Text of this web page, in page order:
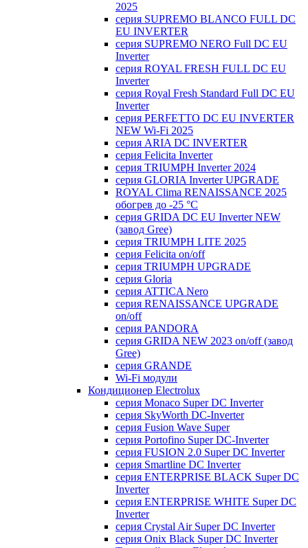
2025
серия SUPREMO BLANCO FULL DC
EU INVERTER
серия SUPREMO NERO Full DC EU
Inverter
серия ROYAL FRESH FULL DC EU
Inverter
серия Royal Fresh Standard Full DC EU
Inverter
серия PERFETTO DC EU INVERTER
NEW Wi-Fi 2025
серия ARIA DC INVERTER
серия Felicita Inverter
серия TRIUMPH Inverter 2024
серия GLORIA Inverter UPGRADE
ROYAL Clima RENAISSANCE 2025
обогрев до -25 °С
серия GRIDA DC EU Inverter NEW
(завод Gree)
серия TRIUMPH LITE 2025
серия Felicita on/off
серия TRIUMPH UPGRADE
серия Gloria
серия ATTICA Nero
серия RENAISSANCE UPGRADE
on/off
серия PANDORA
серия GRIDA NEW 2023 on/off (завод
Gree)
серия GRANDE
Wi-Fi модули
Кондиционер Electrolux
серия Monaco Super DC Inverter
серия SkyWorth DC-Inverter
серия Fusion Wave Super
серия Portofino Super DC-Inverter
серия FUSION 2.0 Super DC Іnverter
серия Smartline DC Inverter
серия ENTERPRISE BLACK Super DC
Inverter
серия ENTERPRISE WHITE Super DC
Inverter
серия Crystal Air Super DC Inverter
серия Onix Black Super DC Inverter